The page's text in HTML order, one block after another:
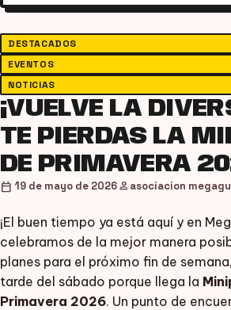
DESTACADOS
EVENTOS
NOTICIAS
¡VUELVE LA
TE PIERDAS LA
DE PRIMAVERA
calendar_today 19 de mayo de 2026person asociacion
¡El buen tiempo ya está aquí y en
celebramos de la mejor manera
planes para el próximo fin de
tarde del sábado porque llega la
Primavera 2026. Un punto de